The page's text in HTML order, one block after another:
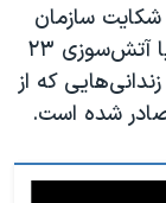
سازمان
زندان‌ها از شش زندانی سیاسی در ارتباط با آتش‌سوزی ۲۳
که از
شده است.